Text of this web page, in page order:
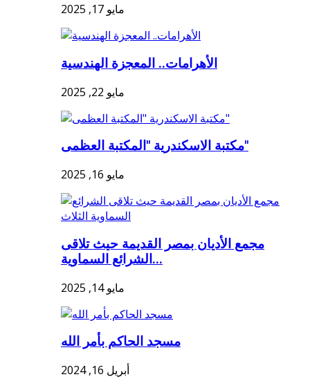
مايو 17, 2025
الأهرامات.. المعجزة الهندسية
مايو 22, 2025
مكتبة الاسكندرية "المكتبة العظمى"
مايو 16, 2025
مجمع الأديان بمصر القديمة حيث تلاقى
الشرائع السماوية...
مايو 14, 2025
مسجد الحاكم بأمر الله
أبريل 16, 2024